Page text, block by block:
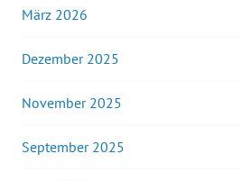
März 2026
Dezember 2025
November 2025
September 2025